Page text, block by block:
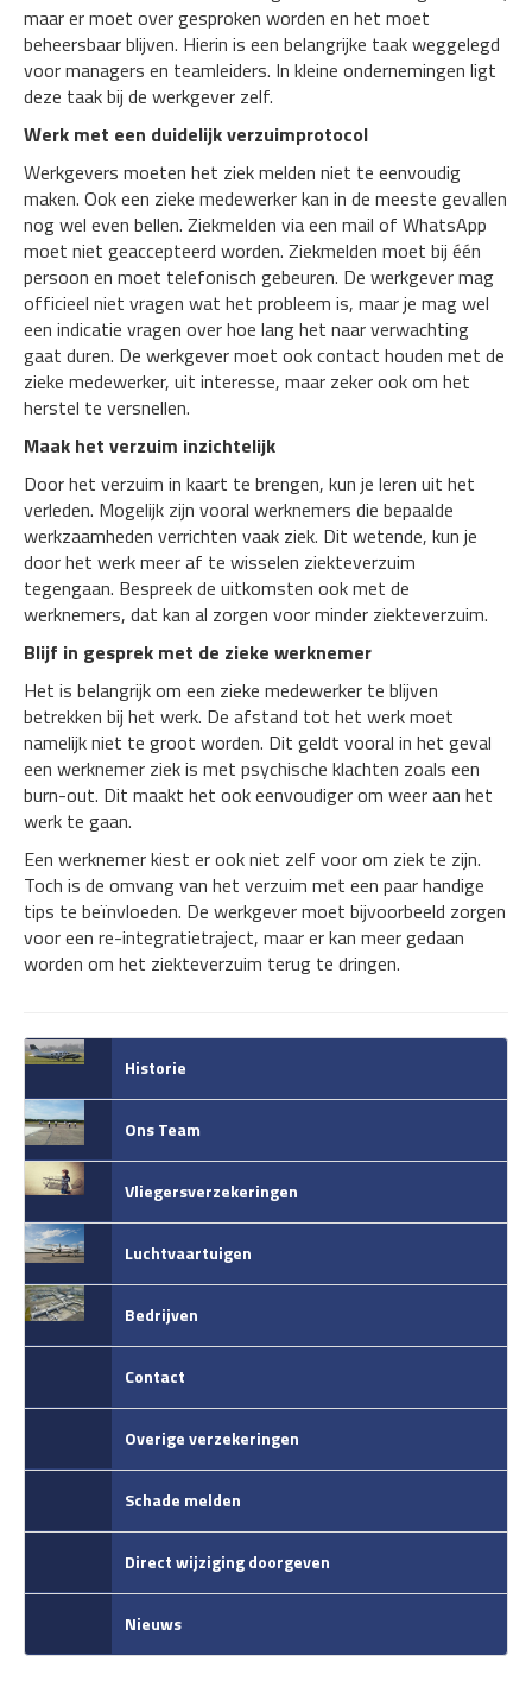
maar er moet over gesproken worden en het moet
beheersbaar blijven. Hierin is een belangrijke taak weggelegd
voor managers en teamleiders. In kleine ondernemingen ligt
deze taak bij de werkgever zelf.
Werk met een duidelijk verzuimprotocol
Werkgevers moeten het ziek melden niet te eenvoudig
maken. Ook een zieke medewerker kan in de meeste gevallen
nog wel even bellen. Ziekmelden via een mail of WhatsApp
moet niet geaccepteerd worden. Ziekmelden moet bij één
persoon en moet telefonisch gebeuren. De werkgever mag
officieel niet vragen wat het probleem is, maar je mag wel
een indicatie vragen over hoe lang het naar verwachting
gaat duren. De werkgever moet ook contact houden met de
zieke medewerker, uit interesse, maar zeker ook om het
herstel te versnellen.
Maak het verzuim inzichtelijk
Door het verzuim in kaart te brengen, kun je leren uit het
verleden. Mogelijk zijn vooral werknemers die bepaalde
werkzaamheden verrichten vaak ziek. Dit wetende, kun je
door het werk meer af te wisselen ziekteverzuim
tegengaan. Bespreek de uitkomsten ook met de
werknemers, dat kan al zorgen voor minder ziekteverzuim.
Blijf in gesprek met de zieke werknemer
Het is belangrijk om een zieke medewerker te blijven
betrekken bij het werk. De afstand tot het werk moet
namelijk niet te groot worden. Dit geldt vooral in het geval
een werknemer ziek is met psychische klachten zoals een
burn-out. Dit maakt het ook eenvoudiger om weer aan het
werk te gaan.
Een werknemer kiest er ook niet zelf voor om ziek te zijn.
Toch is de omvang van het verzuim met een paar handige
tips te beïnvloeden. De werkgever moet bijvoorbeeld zorgen
voor een re-integratietraject, maar er kan meer gedaan
worden om het ziekteverzuim terug te dringen.
Historie
Ons Team
Vliegersverzekeringen
Luchtvaartuigen
Bedrijven
Contact
Overige verzekeringen
Schade melden
Direct wijziging doorgeven
Nieuws